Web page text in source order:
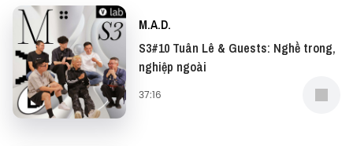
M.A.D.
S3#10 Tuân Lê & Guests: Nghề trong,
nghiệp ngoài
37:16